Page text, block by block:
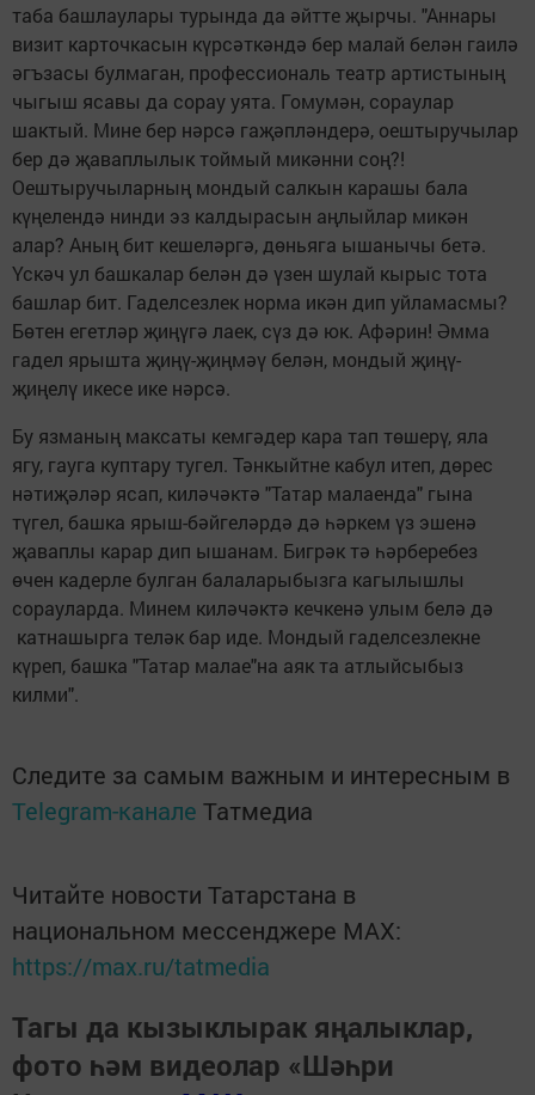
таба башлаулары турында да әйтте җырчы. "Аннары
визит карточкасын күрсәткәндә бер малай белән гаилә
әгъзасы булмаган, профессиональ театр артистының
чыгыш ясавы да сорау уята. Гомумән, сораулар
шактый. Мине бер нәрсә гаҗәпләндерә, оештыручылар
бер дә җаваплылык тоймый микәнни соң?!
Оештыручыларның мондый салкын карашы бала
күңелендә нинди эз калдырасын аңлыйлар микән
алар? Аның бит кешеләргә, дөньяга ышанычы бетә.
Үскәч ул башкалар белән дә үзен шулай кырыс тота
башлар бит. Гаделсезлек норма икән дип уйламасмы?
Бөтен егетләр җиңүгә лаек, сүз дә юк. Афәрин! Әмма
гадел ярышта җиңү-җиңмәү белән, мондый җиңү-
җиңелү икесе ике нәрсә.
Бу язманың максаты кемгәдер кара тап төшерү, яла
ягу, гауга куптару тугел. Тәнкыйтне кабул итеп, дөрес
нәтиҗәләр ясап, киләчәктә "Татар малаенда" гына
түгел, башка ярыш-бәйгеләрдә дә һәркем үз эшенә
җаваплы карар дип ышанам. Бигрәк тә һәрберебез
өчен кадерле булган балаларыбызга кагылышлы
сорауларда. Минем киләчәктә кечкенә улым белә дә
катнашырга теләк бар иде. Мондый гаделсезлекне
күреп, башка "Татар малае"на аяк та атлыйсыбыз
килми".
Следите за самым важным и интересным в
Telegram-канале Татмедиа
Читайте новости Татарстана в
национальном мессенджере MАХ:
https://max.ru/tatmedia
Тагы да кызыклырак яңалыклар,
фото һәм видеолар «Шәһри